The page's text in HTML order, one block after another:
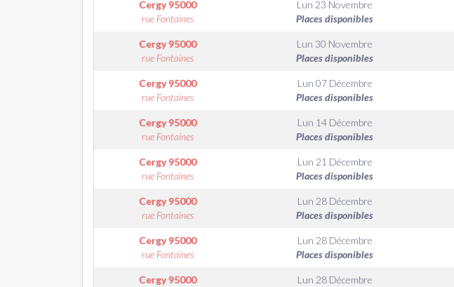
Cergy95000
rue Fontaines
Lun 23 Novembre
Places disponibles
Cergy95000
rue Fontaines
Lun 30 Novembre
Places disponibles
Cergy95000
rue Fontaines
Lun 07 Décembre
Places disponibles
Cergy95000
rue Fontaines
Lun 14 Décembre
Places disponibles
Cergy95000
rue Fontaines
Lun 21 Décembre
Places disponibles
Cergy95000
rue Fontaines
Lun 28 Décembre
Places disponibles
Cergy95000
rue Fontaines
Lun 28 Décembre
Places disponibles
Cergy95000
Lun 28 Décembre